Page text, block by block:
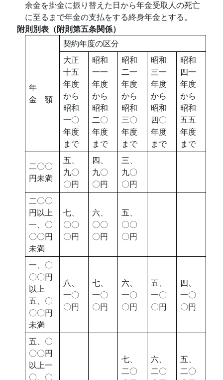
余金を掛金に振り替えた日から年金受取人の死亡
に至るまで年金の支払をする終身年金とする。
附則別表 （附則第五条関係）
年
金 額
契約年度の区分
大正
十五
年度
から
昭和
一〇
年度
まで
昭和
一一
年度
から
昭和
二〇
年度
まで
昭和
二一
年度
から
昭和
三〇
年度
まで
昭和
三一
年度
から
昭和
四〇
年度
まで
昭和
四一
年度
から
昭和
五五
年度
まで
二〇〇
円未満
五、
九〇
〇円
四、
九〇
〇円
三、
九〇
〇円
二〇〇
円以上
一、〇
〇〇円
未満
七、
〇〇
〇円
六、
〇〇
〇円
五、
〇〇
〇円
一、〇
〇〇円
以上
五、〇
〇〇円
未満
八、
一〇
〇円
七、
一〇
〇円
六、
一〇
〇円
五、
一〇
〇円
四、
一〇
〇円
五、〇
〇〇円
以上一
〇、〇
七、
二〇
六、
二〇
五、
二〇